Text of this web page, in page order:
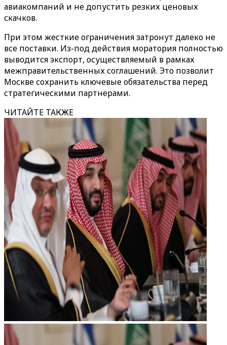
авиакомпаний и не допустить резких ценовых
скачков.
При этом жесткие ограничения затронут далеко не
все поставки. Из-под действия моратория полностью
выводится экспорт, осуществляемый в рамках
межправительственных соглашений. Это позволит
Москве сохранить ключевые обязательства перед
стратегическими партнерами.
ЧИТАЙТЕ ТАКЖЕ